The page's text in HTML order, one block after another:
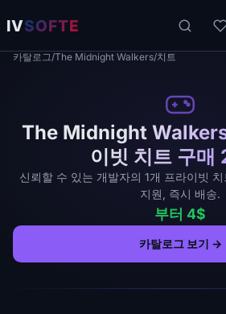
IVSOFTE
카탈로그/The Midnight Walkers/치트
The Midnight
이빗 치트 구매
신뢰할 수 있는 개발자의 1개 프라이빗
지원, 즉시 배송.
부터 4$
카탈로그 보기 →